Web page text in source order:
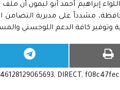
إبراهيم أحمد أبو ليمون أن
مشدداً على مديرية التضامن
وتوفير كافة الدعم اللوجستي
DIRECT,